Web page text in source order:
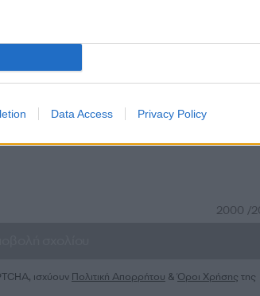
Data Access Privacy Policy
εδώ
2000 /
ισχύουν Πολιτική Απορρήτου &Όροι Χρήσης της